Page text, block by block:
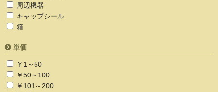
周辺機器
キャップシール
箱
単価
￥1～50
￥50～100
￥101～200